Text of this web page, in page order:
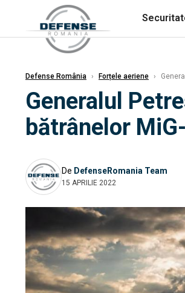
Defense România › Forțele aeriene ›
Generalul
bătrânelor
De DefenseRomania Team
15 APRILIE 2022